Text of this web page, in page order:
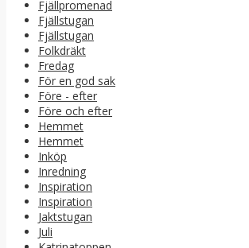
Fjällpromenad
Fjällstugan
Fjällstugan
Folkdräkt
Fredag
För en god sak
Före - efter
Före och efter
Hemmet
Hemmet
Inköp
Inredning
Inspiration
Inspiration
Jaktstugan
Juli